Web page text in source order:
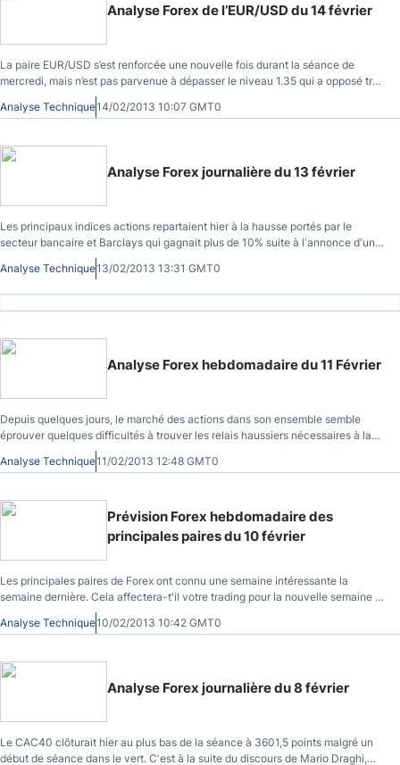
Analyse Forex de l’EUR/USD du 14 février
La paire EUR/USD s’est renforcée une nouvelle fois durant la séance de
mercredi, mais n’est pas parvenue à dépasser le niveau 1.35 qui a opposé trop
Analyse Technique14/02/2013 10:07 GMT0
Analyse Forex journalière du 13 février
Les principaux indices actions repartaient hier à la hausse portés par le
secteur bancaire et Barclays qui gagnait plus de 10% suite à lʼannonce dʼun
plan de restructuration massif.
Analyse Technique13/02/2013 13:31 GMT0
Analyse Forex hebdomadaire du 11 Février
Depuis quelques jours, le marché des actions dans son ensemble semble
éprouver quelques difficultés à trouver les relais haussiers nécessaires à la
poursuite du mouvement.
Analyse Technique11/02/2013 12:48 GMT0
Prévision Forex hebdomadaire des
principales paires du 10 février
Les principales paires de Forex ont connu une semaine intéressante la
semaine dernière. Cela affectera-t'il votre trading pour la nouvelle semaine à
venir? Découvrez ici notre prévision Forex hebdomadaire.
Analyse Technique10/02/2013 10:42 GMT0
Analyse Forex journalière du 8 février
Le CAC40 clôturait hier au plus bas de la séance à 3601,5 points malgré un
début de séance dans le vert. Cʼest à la suite du discours de Mario Draghi,